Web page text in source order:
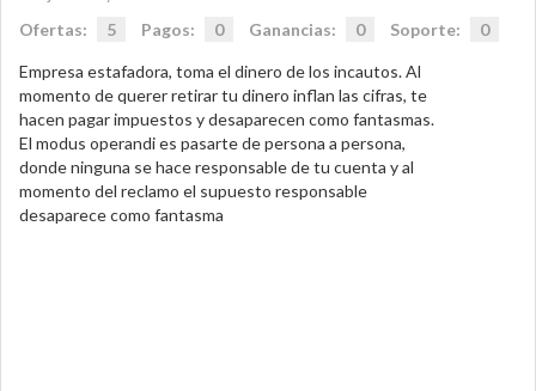
Ofertas: 5 Pagos: 0 Ganancias: 0 Soporte: 0
Empresa estafadora, toma el dinero de los incautos. Al
momento de querer retirar tu dinero inflan las cifras, te
hacen pagar impuestos y desaparecen como fantasmas.
El modus operandi es pasarte de persona a persona,
donde ninguna se hace responsable de tu cuenta y al
momento del reclamo el supuesto responsable
desaparece como fantasma